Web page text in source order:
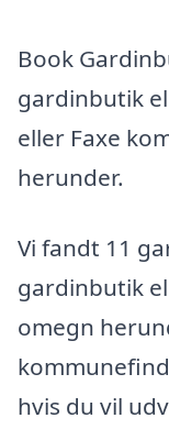
Book
gardinbutik
eller Faxe
herunder.
Vi fandt 11
gardinbutik
omegn
hvis du vil